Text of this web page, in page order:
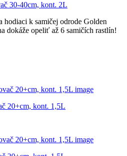
30-40cm, kont. 2L
k samičej odrode Golden
dokáže opeliť až 6 samičích rastlín!
20+cm, kont. 1,5L